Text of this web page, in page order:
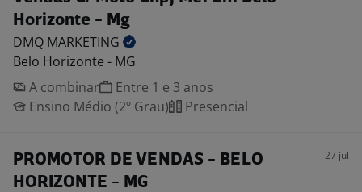
Horizonte - Mg
DMQ MARKETING
Belo Horizonte - MG
A combinar
Entre 1 e 3 anos
Ensino Médio (2º Grau)
Presencial
PROMOTOR DE VENDAS - BELO
HORIZONTE - MG
27 jul